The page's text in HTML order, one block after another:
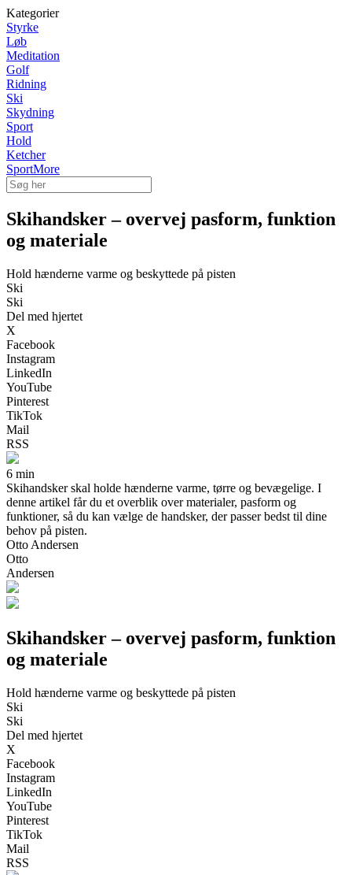
Kategorier
Styrke
Løb
Meditation
Golf
Ridning
Ski
Skydning
Sport
Hold
Ketcher
SportMore
Skihandsker – overvej pasform, funktion
og materiale
Hold hænderne varme og beskyttede på pisten
Ski
Ski
Del med hjertet
X
Facebook
Instagram
LinkedIn
YouTube
Pinterest
TikTok
Mail
RSS
6 min
Skihandsker skal holde hænderne varme, tørre og bevægelige. I
denne artikel får du et overblik over materialer, pasform og
funktioner, så du kan vælge de handsker, der passer bedst til dine
behov på pisten.
Otto Andersen
Otto
Andersen
Skihandsker – overvej pasform, funktion
og materiale
Hold hænderne varme og beskyttede på pisten
Ski
Ski
Del med hjertet
X
Facebook
Instagram
LinkedIn
YouTube
Pinterest
TikTok
Mail
RSS